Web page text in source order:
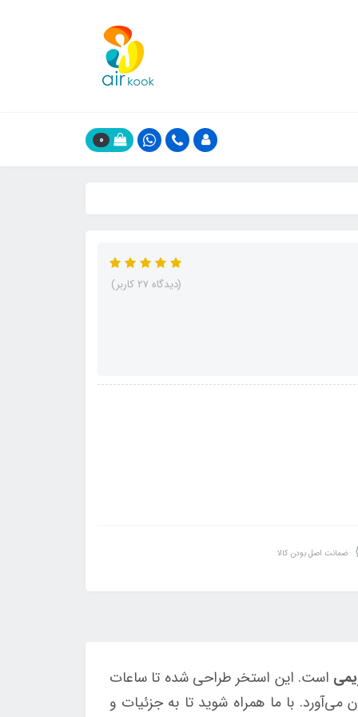
0
(دیدگاه 27 کاربر)
ضمانت اصل بودن کالا
است. این استخر طراحی شده تا ساعات
می‌آورد. با ما همراه شوید تا به جزئیات و